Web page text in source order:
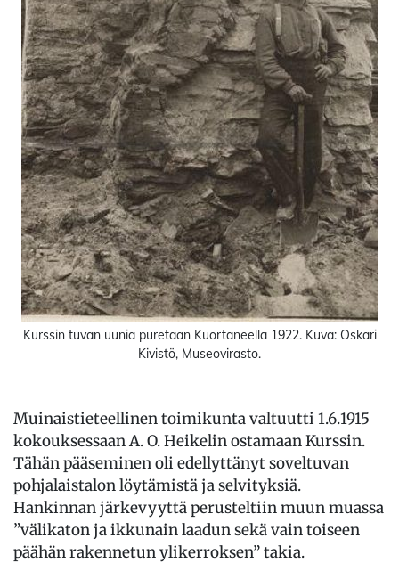
Kurssin tuvan uunia puretaan Kuortaneella 1922. Kuva: Oskari
Kivistö, Museovirasto.
Muinaistieteellinen toimikunta valtuutti 1.6.1915
kokouksessaan A. O. Heikelin ostamaan Kurssin.
Tähän pääseminen oli edellyttänyt soveltuvan
pohjalaistalon löytämistä ja selvityksiä.
Hankinnan järkevyyttä perusteltiin muun muassa
”välikaton ja ikkunain laadun sekä vain toiseen
päähän rakennetun ylikerroksen” takia.